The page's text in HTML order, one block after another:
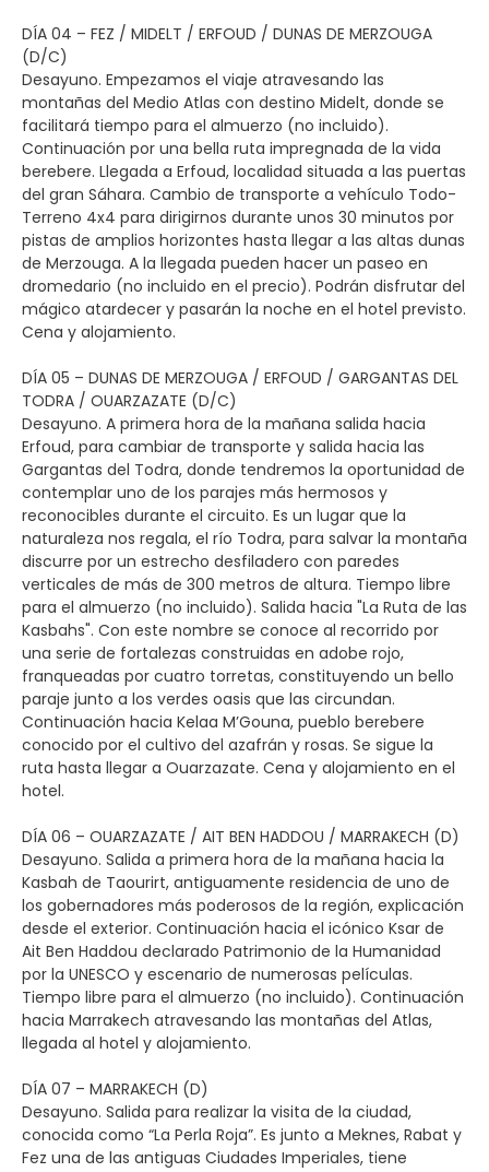
DÍA 04 – FEZ / MIDELT / ERFOUD / DUNAS DE MERZOUGA
(D/C)
Desayuno. Empezamos el viaje atravesando las
montañas del Medio Atlas con destino Midelt, donde se
facilitará tiempo para el almuerzo (no incluido).
Continuación por una bella ruta impregnada de la vida
berebere. Llegada a Erfoud, localidad situada a las puertas
del gran Sáhara. Cambio de transporte a vehículo Todo-
Terreno 4x4 para dirigirnos durante unos 30 minutos por
pistas de amplios horizontes hasta llegar a las altas dunas
de Merzouga. A la llegada pueden hacer un paseo en
dromedario (no incluido en el precio). Podrán disfrutar del
mágico atardecer y pasarán la noche en el hotel previsto.
Cena y alojamiento.
DÍA 05 – DUNAS DE MERZOUGA / ERFOUD / GARGANTAS DEL
TODRA / OUARZAZATE (D/C)
Desayuno. A primera hora de la mañana salida hacia
Erfoud, para cambiar de transporte y salida hacia las
Gargantas del Todra, donde tendremos la oportunidad de
contemplar uno de los parajes más hermosos y
reconocibles durante el circuito. Es un lugar que la
naturaleza nos regala, el río Todra, para salvar la montaña
discurre por un estrecho desfiladero con paredes
verticales de más de 300 metros de altura. Tiempo libre
para el almuerzo (no incluido). Salida hacia "La Ruta de las
Kasbahs". Con este nombre se conoce al recorrido por
una serie de fortalezas construidas en adobe rojo,
franqueadas por cuatro torretas, constituyendo un bello
paraje junto a los verdes oasis que las circundan.
Continuación hacia Kelaa M’Gouna, pueblo berebere
conocido por el cultivo del azafrán y rosas. Se sigue la
ruta hasta llegar a Ouarzazate. Cena y alojamiento en el
hotel.
DÍA 06 – OUARZAZATE / AIT BEN HADDOU / MARRAKECH (D)
Desayuno. Salida a primera hora de la mañana hacia la
Kasbah de Taourirt, antiguamente residencia de uno de
los gobernadores más poderosos de la región, explicación
desde el exterior. Continuación hacia el icónico Ksar de
Ait Ben Haddou declarado Patrimonio de la Humanidad
por la UNESCO y escenario de numerosas películas.
Tiempo libre para el almuerzo (no incluido). Continuación
hacia Marrakech atravesando las montañas del Atlas,
llegada al hotel y alojamiento.
DÍA 07 – MARRAKECH (D)
Desayuno. Salida para realizar la visita de la ciudad,
conocida como “La Perla Roja”. Es junto a Meknes, Rabat y
Fez una de las antiguas Ciudades Imperiales, tiene